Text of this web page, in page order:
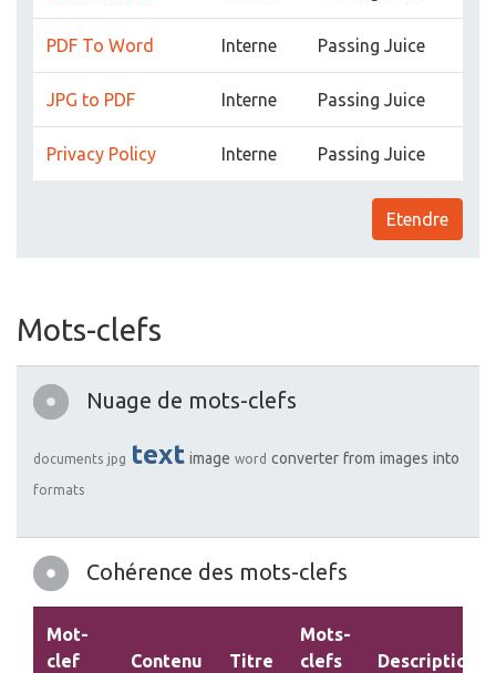
PDF To Word Interne Passing Juice
JPG to PDF Interne Passing Juice
Privacy Policy Interne Passing Juice
Etendre
Mots-clefs
Nuage de mots-clefs
documents jpg text image word converter from images into
formats
Cohérence des mots-clefs
Mot-
clef
Contenu Titre
Mots-
clefs
Description